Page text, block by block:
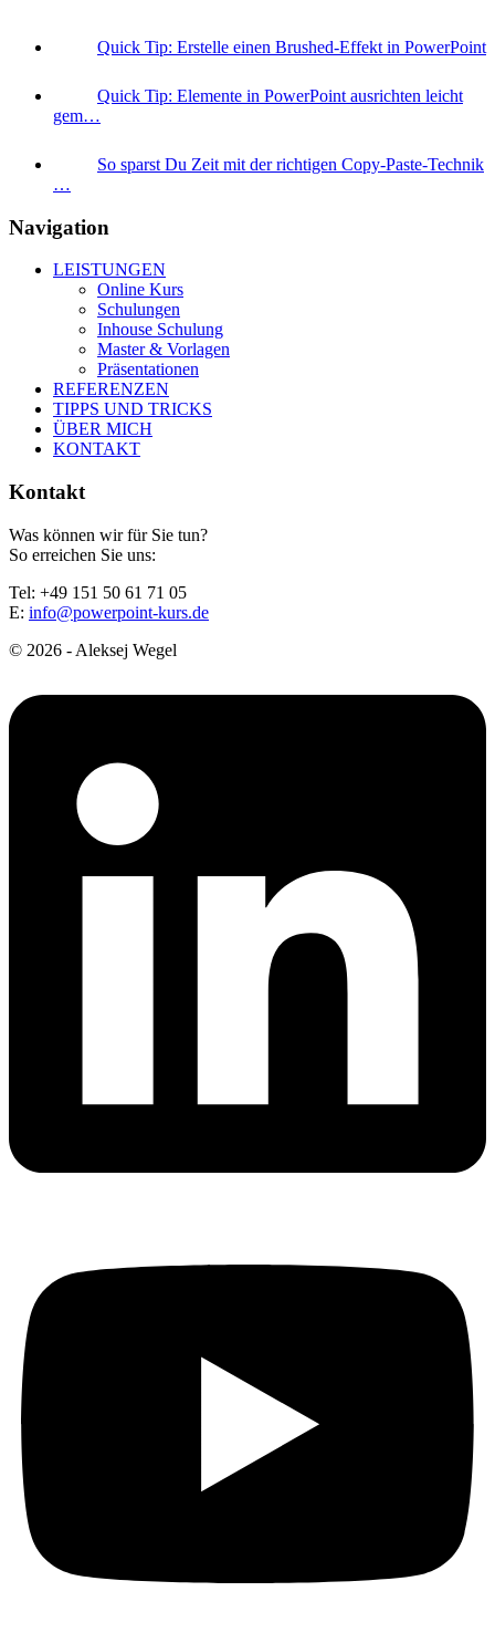
Quick Tip: Erstelle einen Brushed-Effekt in PowerPoint
Quick Tip: Elemente in PowerPoint ausrichten leicht
gem…
So sparst Du Zeit mit der richtigen Copy-Paste-Technik
…
Navigation
LEISTUNGEN
Online Kurs
Schulungen
Inhouse Schulung
Master & Vorlagen
Präsentationen
REFERENZEN
TIPPS UND TRICKS
ÜBER MICH
KONTAKT
Kontakt
Was können wir für Sie tun?
So erreichen Sie uns:
Tel: +49 151 50 61 71 05
E: info@powerpoint-kurs.de
© 2026 - Aleksej Wegel